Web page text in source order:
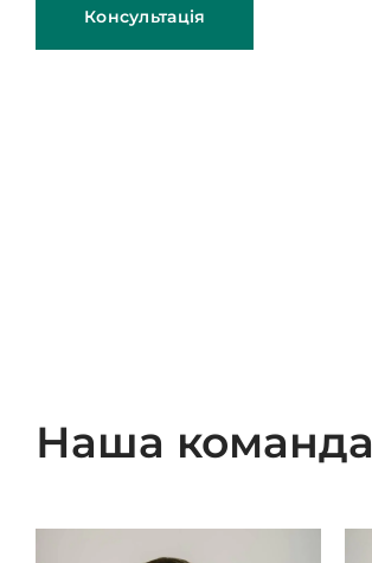
Консультація
Наша команда